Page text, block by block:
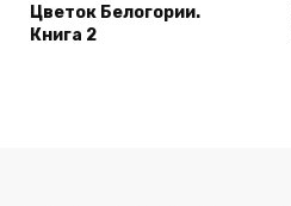
Цветок Белогории.
Книга 2